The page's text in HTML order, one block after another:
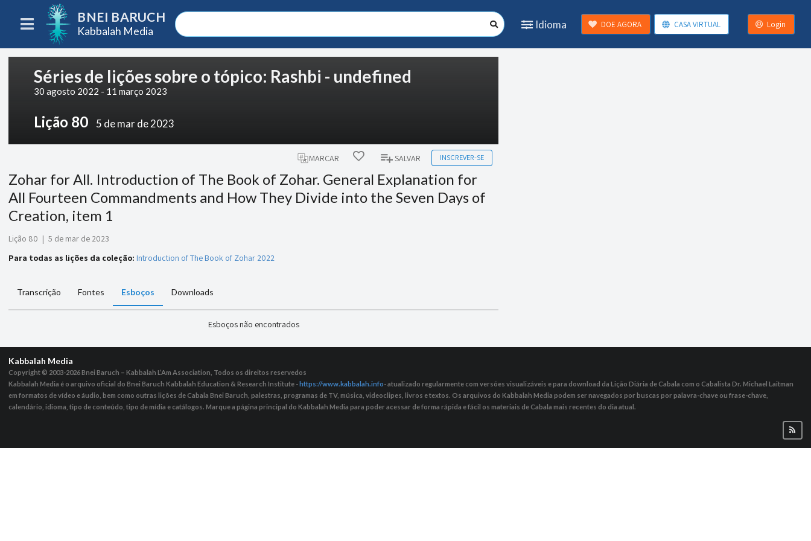
BNEI BARUCH
Kabbalah Media
Idioma DOE AGORA CASA VIRTUAL Login
Séries de lições sobre o tópico: Rashbi - undefined
30 agosto 2022 - 11 março 2023
Lição 80 5 de mar de 2023
MARCAR SALVAR INSCREVER-SE
Zohar for All. Introduction of The Book of Zohar. General Explanation for
All Fourteen Commandments and How They Divide into the Seven Days of
Creation, item 1
Lição 80 | 5 de mar de 2023
Para todas as lições da coleção: Introduction of The Book of Zohar 2022
Transcrição Fontes Esboços Downloads
Esboços não encontrados
Kabbalah Media
Copyright © 2003-2026Bnei Baruch – Kabbalah L’Am Association, Todos os direitos reservedos
Kabbalah Media é o arquivo oficial do Bnei Baruch Kabbalah Education & Research Institute -https://www.kabbalah.info- atualizado regularmente com versões visualizáveis ​​e para download da Lição Diária de Cabala com o Cabalista Dr. Michael Laitman
em formatos de vídeo e áudio, bem como outras lições de Cabala Bnei Baruch, palestras, programas de TV, música, videoclipes, livros e textos. Os arquivos do Kabbalah Media podem ser navegados por buscas por palavra-chave ou frase-chave,
calendário, idioma, tipo de conteúdo, tipo de mídia e catálogos. Marque a página principal do Kabbalah Media para poder acessar de forma rápida e fácil os materiais de Cabala mais recentes do dia atual.